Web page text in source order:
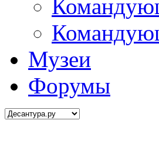
Музеи
Форумы